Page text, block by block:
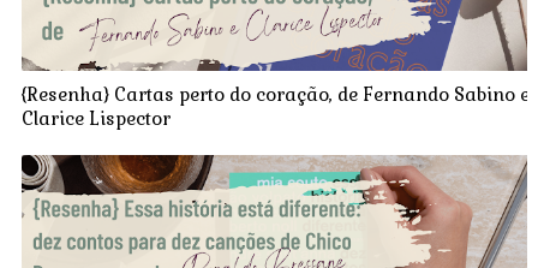
{Resenha} Cartas perto do coração, de Fernando Sabino e
Clarice Lispector